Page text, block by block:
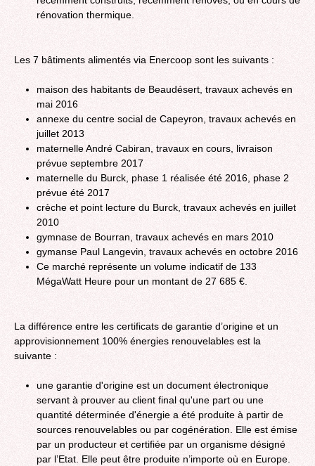
rénovation thermique.
Les 7 bâtiments alimentés via Enercoop sont les suivants :
maison des habitants de Beaudésert, travaux achevés en
mai 2016
annexe du centre social de Capeyron, travaux achevés en
juillet 2013
maternelle André Cabiran, travaux en cours, livraison
prévue septembre 2017
maternelle du Burck, phase 1 réalisée été 2016, phase 2
prévue été 2017
crèche et point lecture du Burck, travaux achevés en juillet
2010
gymnase de Bourran, travaux achevés en mars 2010
gymanse Paul Langevin, travaux achevés en octobre 2016
Ce marché représente un volume indicatif de 133
MégaWatt Heure pour un montant de 27 685 €.
La différence entre les certificats de garantie d’origine et un
approvisionnement 100% énergies renouvelables est la
suivante :
une garantie d'origine est un document électronique
servant à prouver au client final qu'une part ou une
quantité déterminée d'énergie a été produite à partir de
sources renouvelables ou par cogénération. Elle est émise
par un producteur et certifiée par un organisme désigné
par l’Etat. Elle peut être produite n’importe où en Europe.